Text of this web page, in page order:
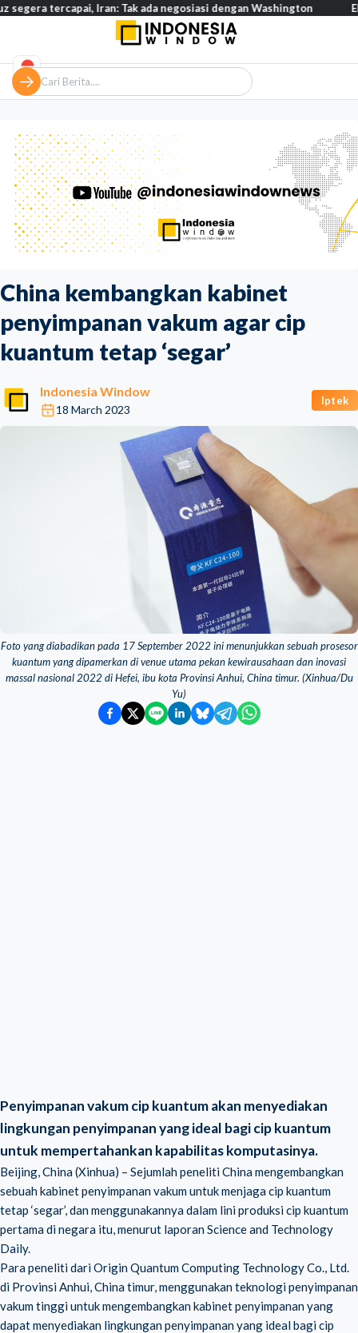
China kembangkan kabinet
penyimpanan vakum agar cip
kuantum tetap ‘segar’
Indonesia Window
18 March 2023
Iptek
Foto yang diabadikan pada 17 September 2022 ini menunjukkan sebuah prosesor
kuantum yang dipamerkan di venue utama pekan kewirausahaan dan inovasi
massal nasional 2022 di Hefei, ibu kota Provinsi Anhui, China timur. (Xinhua/Du
Yu)
Penyimpanan vakum cip kuantum akan menyediakan
lingkungan penyimpanan yang ideal bagi cip kuantum
untuk mempertahankan kapabilitas komputasinya.
Beijing, China (Xinhua) – Sejumlah peneliti China mengembangkan
sebuah kabinet penyimpanan vakum untuk menjaga cip kuantum
tetap ‘segar’, dan menggunakannya dalam lini produksi cip kuantum
pertama di negara itu, menurut laporan Science and Technology
Daily.
Para peneliti dari Origin Quantum Computing Technology Co., Ltd.
di Provinsi Anhui, China timur, menggunakan teknologi penyimpanan
vakum tinggi untuk mengembangkan kabinet penyimpanan yang
dapat menyediakan lingkungan penyimpanan yang ideal bagi cip
Iran: Tak ada negosiasi dengan Washington Eksodus